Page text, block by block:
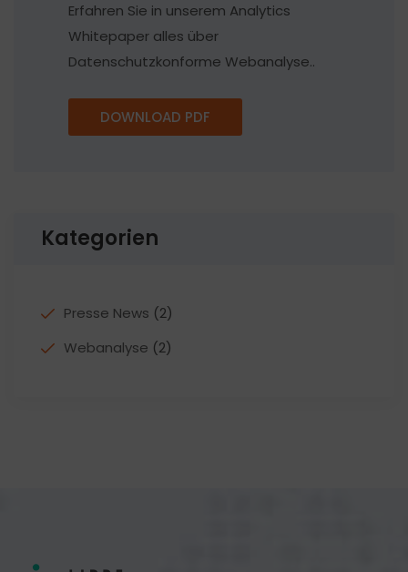
Erfahren Sie in unserem Analytics
Whitepaper alles über
Datenschutzkonforme Webanalyse..
DOWNLOAD PDF
Kategorien
Presse News (2)
Webanalyse (2)